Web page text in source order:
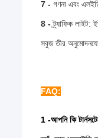
7 - গণনা এবং
8 -ট্র্যাফিক
সবুজ তীর
FAQ:
1 -আপনি কি